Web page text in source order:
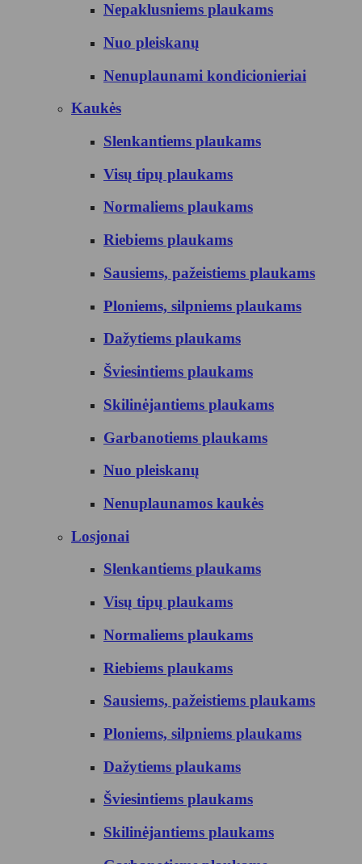
Nepaklusniems plaukams
Nuo pleiskanų
Nenuplaunami kondicionieriai
Kaukės
Slenkantiems plaukams
Visų tipų plaukams
Normaliems plaukams
Riebiems plaukams
Sausiems, pažeistiems plaukams
Ploniems, silpniems plaukams
Dažytiems plaukams
Šviesintiems plaukams
Skilinėjantiems plaukams
Garbanotiems plaukams
Nuo pleiskanų
Nenuplaunamos kaukės
Losjonai
Slenkantiems plaukams
Visų tipų plaukams
Normaliems plaukams
Riebiems plaukams
Sausiems, pažeistiems plaukams
Ploniems, silpniems plaukams
Dažytiems plaukams
Šviesintiems plaukams
Skilinėjantiems plaukams